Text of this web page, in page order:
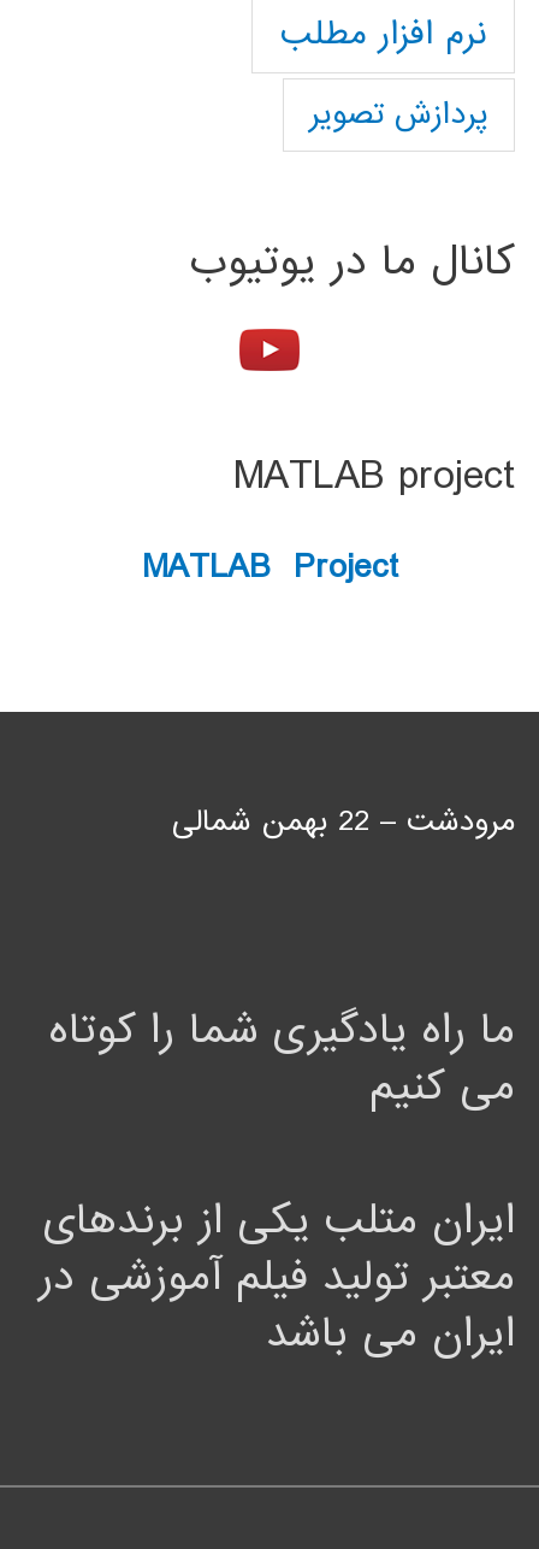
نرم افزار مطلب
پردازش تصویر
کانال ما در یوتیوب
MATLAB project
MATLAB Project
مرودشت – 22 بهمن شمالی
ما راه یادگیری شما را کوتاه
می کنیم
ایران متلب یکی از برندهای
معتبر تولید فیلم آموزشی در
ایران می باشد